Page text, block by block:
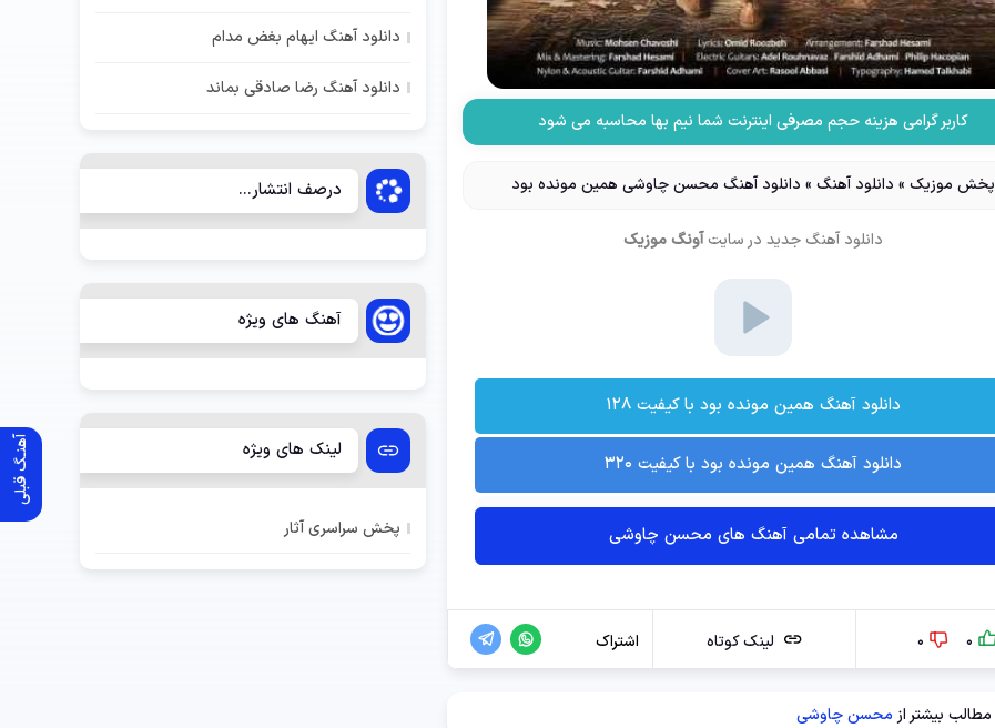
آهنـگ قبلی
کاربر گرامی هزینه حجم مصرفی اینترنت شما نیم بها محاسبه می شود
پخش موزیک» دانلود آهنگ» دانلود آهنگ محسن چاوشی همین مونده بود
دانلود آهنگ جدیددر سایت آونگ موزیک
دانلود آهنگ همین مونده بود با کیفیت ۱۲۸
دانلود آهنگ همین مونده بود با کیفیت ۳۲۰
مشاهده تمامی آهنگ های محسن چاوشی
0
0 لینک کوتاه اشتراک
مطالب بیشتر از محسن چاوشی
دانلود آهنگ ایهام بغض مدام
دانلود آهنگ رضا صادقی بماند
درصف انتشار...
آهنگ های ویژه
لینک های ویژه
پخش سراسری آثار